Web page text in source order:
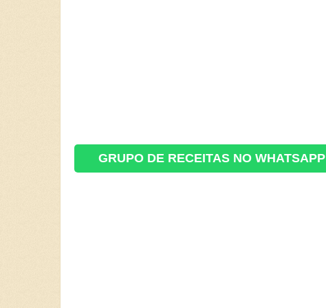
GRUPO DE RECEITAS NO WHATSAPP